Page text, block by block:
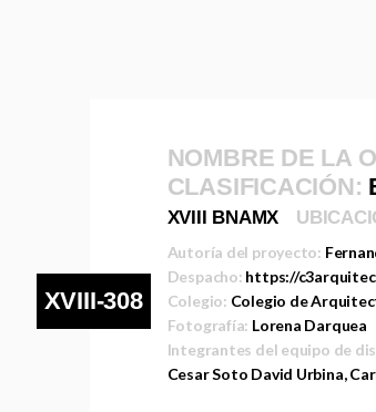
XVIII-308
NOMBRE DE LA
CLASIFICACIÓN:
XVIII BNAMX
Autoría del proyecto:
Despacho: https://
Colegio: Colegio de
Fotografía: Lorena Darquea
Integrantes del equipo de
Cesar Soto David Urbina,